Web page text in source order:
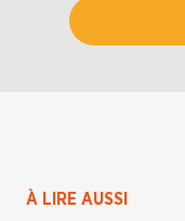
À LIRE AUSSI